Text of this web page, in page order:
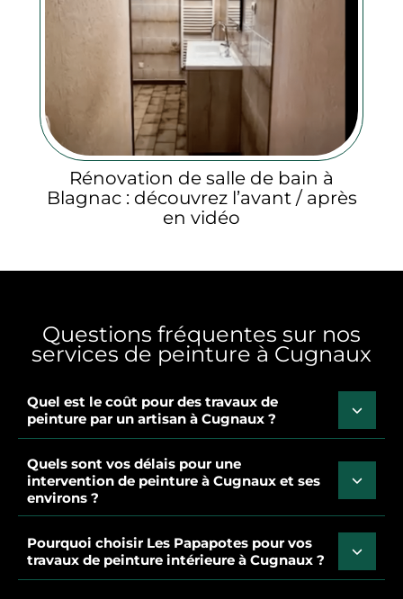
Rénovation de salle de bain à
Blagnac : découvrez l’avant / après
en vidéo
Questions fréquentes sur nos
services de peinture à Cugnaux
Quel est le coût pour des travaux de
peinture par un artisan à Cugnaux ?
Quels sont vos délais pour une
intervention de peinture à Cugnaux et ses
environs ?
Pourquoi choisir Les Papapotes pour vos
travaux de peinture intérieure à Cugnaux ?